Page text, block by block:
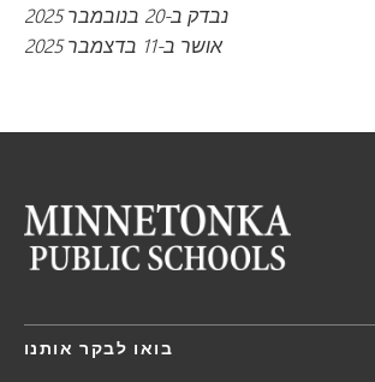
נבדק ב-20 בנובמבר 2025
אושר ב-11 בדצמבר 2025
בואו לבקר אותנו